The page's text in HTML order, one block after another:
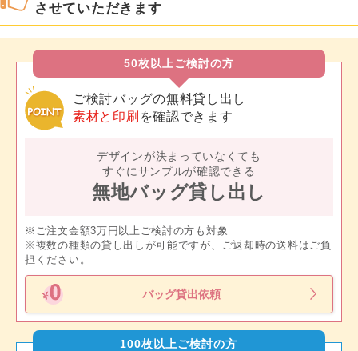
させていただきます
50枚以上ご検討の方
ご検討バッグの無料貸し出し
素材と印刷 を確認できます
デザインが決まっていなくても
すぐにサンプルが確認できる
無地バッグ貸し出し
※ご注文金額3万円以上ご検討の方も対象
※複数の種類の貸し出しが可能ですが、ご返却時の送料はご負
担ください。
バッグ貸出依頼
100枚以上ご検討の方